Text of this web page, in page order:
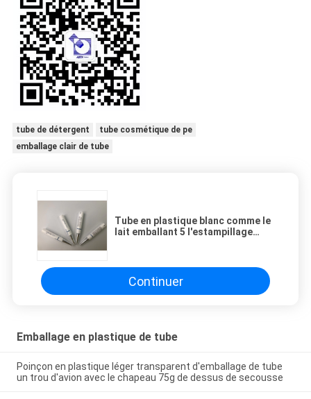
tube de détergent
tube cosmétique de pe
emballage clair de tube
Tube en plastique blanc comme le
lait emballant 5 l'estampillage
de couche
Continuer
Emballage en plastique de tube
Poinçon en plastique léger transparent d'emballage de tube
un trou d'avion avec le chapeau 75g de dessus de secousse